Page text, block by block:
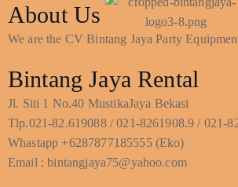
About Us
We are the CV Bintang Jaya Party
Bintang Jaya Rental
Jl. Siti 1 No.40 MustikaJaya Bekasi
Tlp.021-82.619088 / 021-8261908.9 / 021-
Whastapp +6287877185555 (Eko)
Email : bintangjaya75@yahoo.com